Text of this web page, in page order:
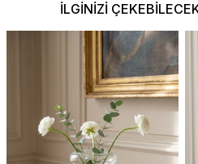
İLGINIZI